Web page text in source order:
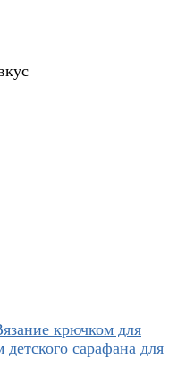
крючком для
сарафана для